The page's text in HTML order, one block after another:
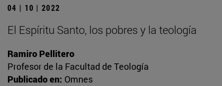
04 | 10 | 2022
El Espíritu Santo, los pobres y la teología
Ramiro Pellitero
Profesor de la Facultad de Teología
Publicado en: Omnes